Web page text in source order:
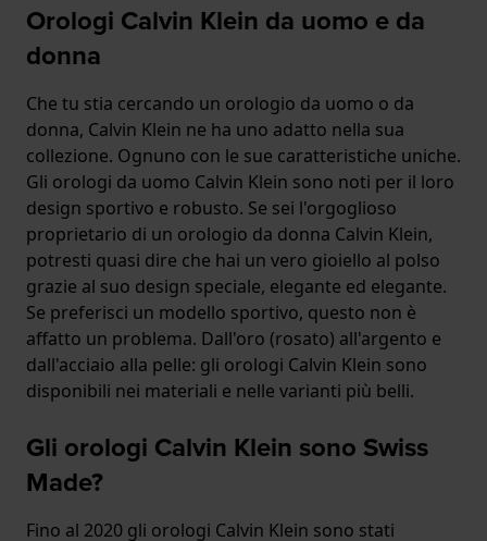
Orologi Calvin Klein da uomo e da
donna
Che tu stia cercando un orologio da uomo o da
donna, Calvin Klein ne ha uno adatto nella sua
collezione. Ognuno con le sue caratteristiche uniche.
Gli orologi da uomo Calvin Klein sono noti per il loro
design sportivo e robusto. Se sei l'orgoglioso
proprietario di un orologio da donna Calvin Klein,
potresti quasi dire che hai un vero gioiello al polso
grazie al suo design speciale, elegante ed elegante.
Se preferisci un modello sportivo, questo non è
affatto un problema. Dall'oro (rosato) all'argento e
dall'acciaio alla pelle: gli orologi Calvin Klein sono
disponibili nei materiali e nelle varianti più belli.
Gli orologi Calvin Klein sono Swiss
Made?
Fino al 2020 gli orologi Calvin Klein sono stati